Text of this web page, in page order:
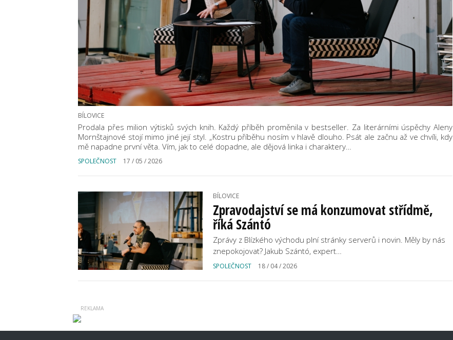
BÍLOVICE
Prodala přes milion výtisků svých knih. Každý příběh proměnila v bestseller. Za literárními úspěchy Aleny
Mornštajnové stojí mimo jiné její styl. „Kostru příběhu nosím v hlavě dlouho. Psát ale začnu až ve chvíli, kdy
mě napadne první věta. Vím, jak to celé dopadne, ale dějová linka i charaktery…
SPOLEČNOST 17 / 05 / 2026
BÍLOVICE
Zpravodajství se má konzumovat střídmě,
říká Szántó
Zprávy z Blízkého východu plní stránky serverů i novin. Měly by nás
znepokojovat? Jakub Szántó, expert…
SPOLEČNOST 18 / 04 / 2026